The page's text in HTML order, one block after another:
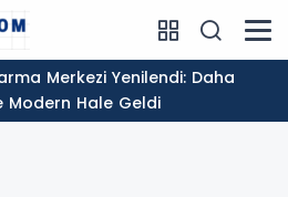
Modern Hale Geldi